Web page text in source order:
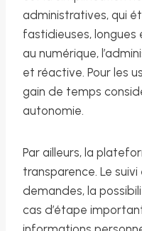
administratives, qui
fastidieuses, longues
au numérique,
et réactive. Pour les
gain de temps
autonomie.
Par ailleurs, la
transparence. Le
demandes, la
cas d’étape